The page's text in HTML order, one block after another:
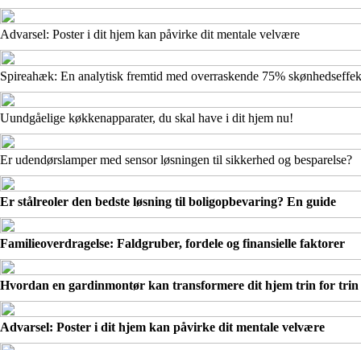
Advarsel: Poster i dit hjem kan påvirke dit mentale velvære
Spireahæk: En analytisk fremtid med overraskende 75%
Uundgåelige køkkenapparater, du skal have i dit hjem nu!
Er udendørslamper med sensor løsningen til sikkerhed og besparelse?
Er stålreoler den bedste løsning til boligopbevaring? En guide
Familieoverdragelse: Faldgruber, fordele og finansielle faktorer
Hvordan en gardinmontør kan transformere dit hjem trin for trin
Advarsel: Poster i dit hjem kan påvirke dit mentale velvære